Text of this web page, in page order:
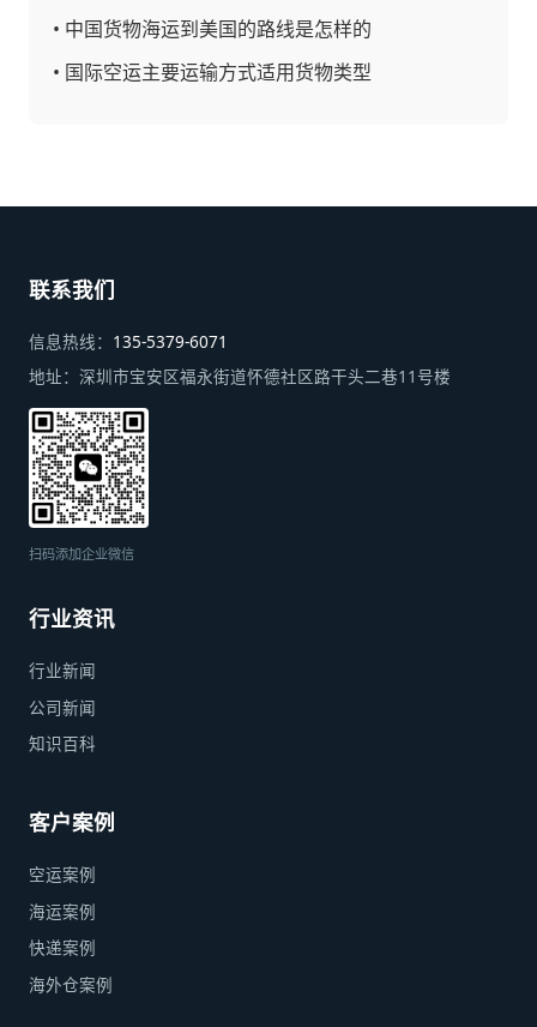
• 中国货物海运到美国的路线是怎样的
• 国际空运主要运输方式适用货物类型
联系我们
信息热线： 135-5379-6071
地址： 深圳市宝安区福永街道怀德社区路干头二巷11号楼
扫码添加企业微信
行业资讯
行业新闻
公司新闻
知识百科
客户案例
空运案例
海运案例
快递案例
海外仓案例